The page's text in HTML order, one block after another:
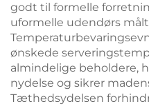
godt til formelle
uformelle udendørs
ønskede
almindelige beholdere,
nydelse og sikrer
Tæthedsydelsen